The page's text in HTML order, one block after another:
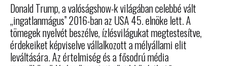
Donald Trump, a valóságshow-k világában celebbé vált
„ingatlanmágus” 2016-ban az USA 45. elnöke lett. A
tömegek nyelvét beszélve, ízlésvilágukat megtestesítve,
érdekeiket képviselve vállalkozott a mélyállami elit
leváltására. Az értelmiség és a fősodrú média